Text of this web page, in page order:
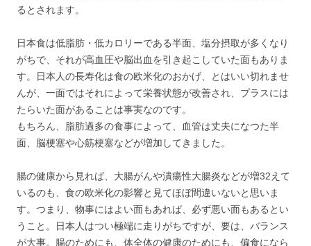
るとされます。
日本食は低脂肪・低カロリーである半面、塩分摂取が多くなり
がちで、それが高血圧や脳出血を引き起こしていた面もありま
す。日本人の長寿化は食の欧米化のおかげ、とはいい切れませ
んが、一面ではそれによって栄養状態が改善され、プラスには
たらいた面があることは事実なのです。
もちろん、脂肪過多の食事によって、血管は丈夫になつた半
面、脳梗塞や心筋梗塞などが増加してきました。
腸の健康から見れば、大腸がんや潰瘍性大腸炎などが増32えて
いるのも、食の欧米化の影響と見てほぼ間違いないと思いま
す。つまり、物事にはよい面もあれば、必ず悪い面もあるとい
うこと。日本人はつい極端に走りがちですが、要は、バランス
が大事。腸のためにも、体全体の健康のためにも、偏食になら